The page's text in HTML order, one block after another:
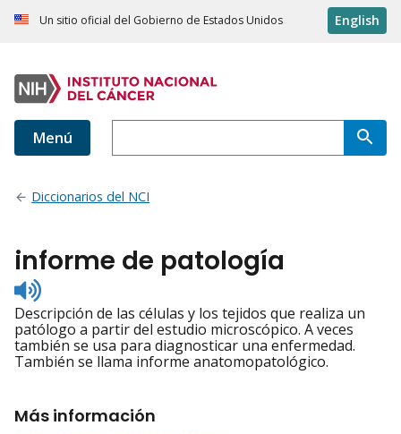
Un sitio oficial del Gobierno de Estados Unidos English
Menú
Diccionarios del NCI
informe de patología
Listen
to
pronunciation
Descripción de las células y los tejidos que realiza un
patólogo a partir del estudio microscópico. A veces
también se usa para diagnosticar una enfermedad.
También se llama informe anatomopatológico.
Más información